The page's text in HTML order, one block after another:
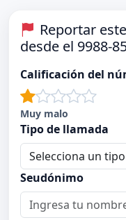
Reportar
desde el 9988-
Calificación del
Muy malo
Tipo de llamada
Seudónimo